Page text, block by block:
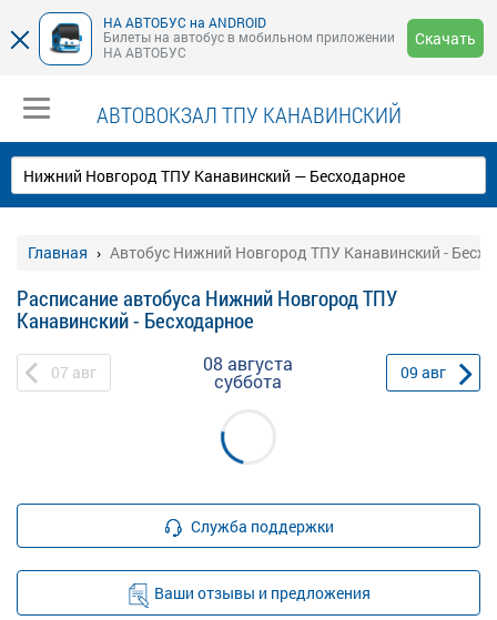
НА АВТОБУС на ANDROID
Билеты на автобус в мобильном приложении
НА АВТОБУС
Скачать
АВТОВОКЗАЛ ТПУ КАНАВИНСКИЙ
Главная Автобус Нижний Новгород ТПУ Канавинский -
Расписание автобуса Нижний Новгород ТПУ
Канавинский - Бесходарное
07 авг 08 августа
суббота 09 авг
Служба поддержки
Ваши отзывы и предложения